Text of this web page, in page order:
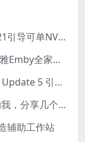
黑群晖DSM7.21的引导(SA6400_7.21引导可单NVME安装系统）
家庭影院 篇三：2024最新教程！小雅Emby全家桶又是什么？它和小雅AList又有什么区别？
【6月27日】群晖DSM 7.2.1-69057 Update 5 引导【附半洗白序列号】
Immich收费了？25刀！后知后觉的我，分享几个方法DIY这款最强家庭照片管理工具
辅助工作站